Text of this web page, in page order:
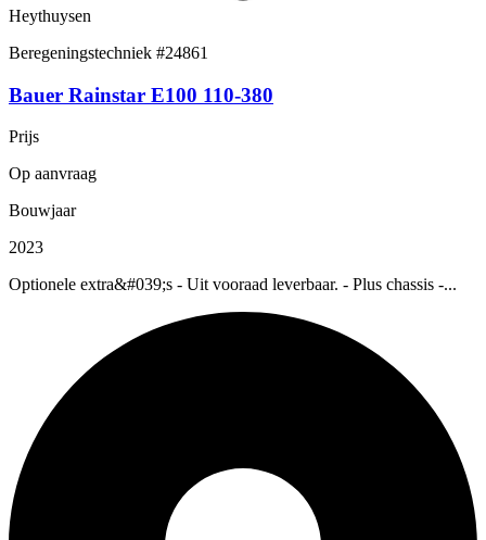
Heythuysen
Beregeningstechniek #24861
Bauer Rainstar E100 110-380
Prijs
Op aanvraag
Bouwjaar
2023
Optionele extra&#039;s - Uit vooraad leverbaar. - Plus chassis -...